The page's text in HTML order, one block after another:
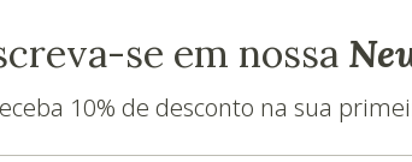
se em nossa
10% de desconto na sua